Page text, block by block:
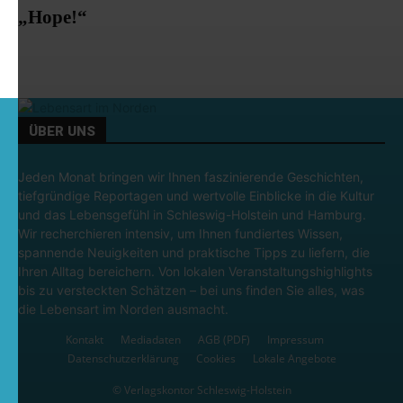
„Hope!“
ÜBER UNS
Jeden Monat bringen wir Ihnen faszinierende Geschichten,
tiefgründige Reportagen und wertvolle Einblicke in die Kultur
und das Lebensgefühl in Schleswig-Holstein und Hamburg.
Wir recherchieren intensiv, um Ihnen fundiertes Wissen,
spannende Neuigkeiten und praktische Tipps zu liefern, die
Ihren Alltag bereichern. Von lokalen Veranstaltungshighlights
bis zu versteckten Schätzen – bei uns finden Sie alles, was
die Lebensart im Norden ausmacht.
Kontakt
Mediadaten AGB (PDF)
Impressum
Datenschutzerklärung
Cookies Lokale Angebote
© Verlagskontor Schleswig-Holstein